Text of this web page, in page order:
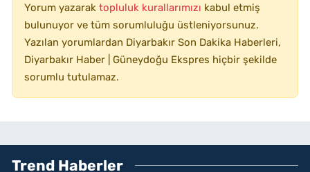
Yorum yazarak topluluk kurallarımızı kabul etmiş
bulunuyor ve tüm sorumluluğu üstleniyorsunuz.
Yazılan yorumlardan Diyarbakır Son Dakika Haberleri,
Diyarbakır Haber | Güneydoğu Ekspres hiçbir şekilde
sorumlu tutulamaz.
Trend Haberler